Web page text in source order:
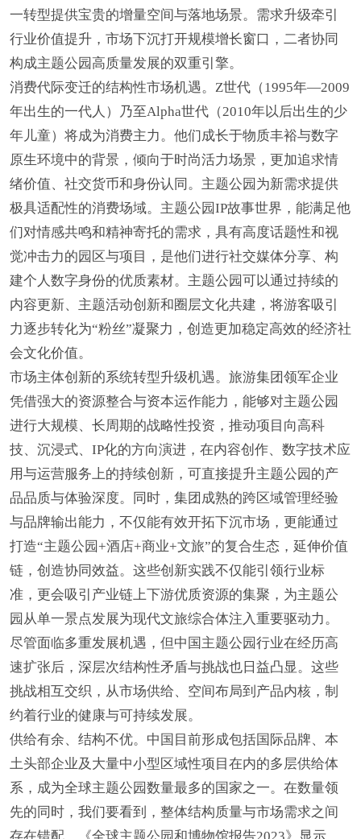
一转型提供宝贵的增量空间与落地场景。需求升级牵引
行业价值提升，市场下沉打开规模增长窗口，二者协同
构成主题公园高质量发展的双重引擎。
消费代际变迁的结构性市场机遇。Z世代（1995年—2009
年出生的一代人）乃至Alpha世代（2010年以后出生的少
年儿童）将成为消费主力。他们成长于物质丰裕与数字
原生环境中的背景，倾向于时尚活力场景，更加追求情
绪价值、社交货币和身份认同。主题公园为新需求提供
极具适配性的消费场域。主题公园IP故事世界，能满足他
们对情感共鸣和精神寄托的需求，具有高度话题性和视
觉冲击力的园区与项目，是他们进行社交媒体分享、构
建个人数字身份的优质素材。主题公园可以通过持续的
内容更新、主题活动创新和圈层文化共建，将游客吸引
力逐步转化为“粉丝”凝聚力，创造更加稳定高效的经济社
会文化价值。
市场主体创新的系统转型升级机遇。旅游集团领军企业
凭借强大的资源整合与资本运作能力，能够对主题公园
进行大规模、长周期的战略性投资，推动项目向高科
技、沉浸式、IP化的方向演进，在内容创作、数字技术应
用与运营服务上的持续创新，可直接提升主题公园的产
品品质与体验深度。同时，集团成熟的跨区域管理经验
与品牌输出能力，不仅能有效开拓下沉市场，更能通过
打造“主题公园+酒店+商业+文旅”的复合生态，延伸价值
链，创造协同效益。这些创新实践不仅能引领行业标
准，更会吸引产业链上下游优质资源的集聚，为主题公
园从单一景点发展为现代文旅综合体注入重要驱动力。
尽管面临多重发展机遇，但中国主题公园行业在经历高
速扩张后，深层次结构性矛盾与挑战也日益凸显。这些
挑战相互交织，从市场供给、空间布局到产品内核，制
约着行业的健康与可持续发展。
供给有余、结构不优。中国目前形成包括国际品牌、本
土头部企业及大量中小型区域性项目在内的多层供给体
系，成为全球主题公园数量最多的国家之一。在数量领
先的同时，我们要看到，整体结构质量与市场需求之间